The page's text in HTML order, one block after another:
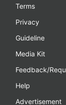
Terms
Privacy
Guideline
Media Kit
Feedback/
Help
Advertisement